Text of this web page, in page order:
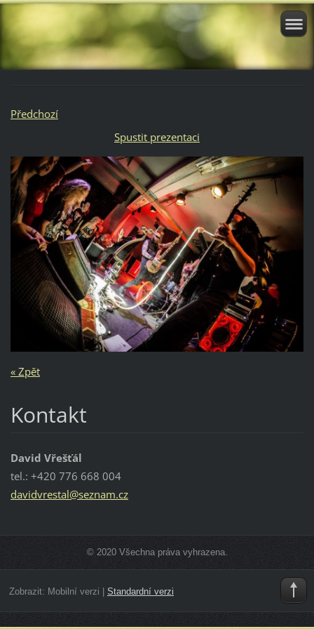
Předchozí
Spustit prezentaci
« Zpět
Kontakt
David Vřešťál
tel.: +420 776 668 004
davidvrestal@seznam.cz
© 2020 Všechna práva vyhrazena.
Zobrazit: Mobilní verzi | Standardní verzi